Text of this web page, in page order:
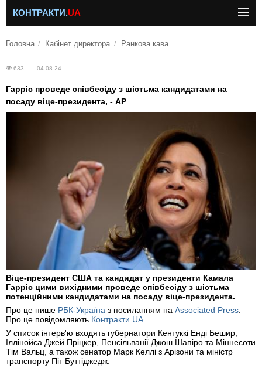
КОНТРАКТИ.UA
Головна Кабінет директора Ранкова кава
633 — 04.08.24
Гарріс проведе співбесіду з шістьма кандидатами на
посаду віце-президента, - AP
Віце-президент США та кандидат у президенти Камала
Гарріс цими вихідними проведе співбесіду з шістьма
потенційними кандидатами на посаду віце-президента.
Про це пише РБК-Україна з посиланням на Associated Press
Про це повідомляють Контракти.UA
У список інтерв'ю входять губернатори Кентуккі Енді Бешир,
Іллінойса Джей Пріцкер, Пенсільванії Джош Шапіро та Міннесоти
Тім Вальц, а також сенатор Марк Келлі з Арізони та міністр
транспорту Піт Буттіджедж.